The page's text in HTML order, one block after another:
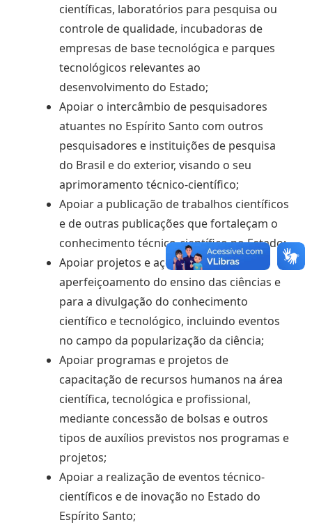
científicas, laboratórios para pesquisa ou
controle de qualidade, incubadoras de
empresas de base tecnológica e parques
tecnológicos relevantes ao
desenvolvimento do Estado;
Apoiar o intercâmbio de pesquisadores
atuantes no Espírito Santo com outros
pesquisadores e instituições de pesquisa
do Brasil e do exterior, visando o seu
aprimoramento técnico-científico;
Apoiar a publicação de trabalhos científicos
e de outras publicações que fortaleçam o
conhecimento técnico-científico no Estado;
Apoiar projetos e ações voltadas para o
aperfeiçoamento do ensino das ciências e
para a divulgação do conhecimento
científico e tecnológico, incluindo eventos
no campo da popularização da ciência;
Apoiar programas e projetos de
capacitação de recursos humanos na área
científica, tecnológica e profissional,
mediante concessão de bolsas e outros
tipos de auxílios previstos nos programas e
projetos;
Apoiar a realização de eventos técnico-
científicos e de inovação no Estado do
Espírito Santo;